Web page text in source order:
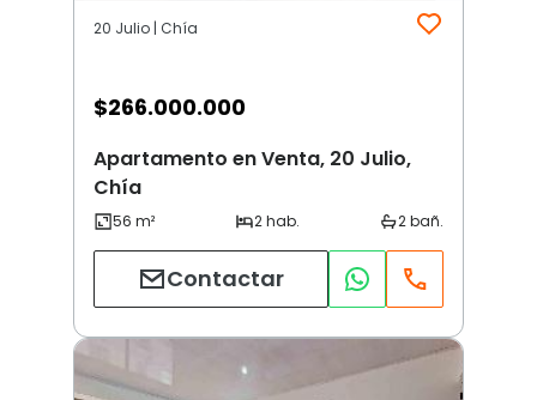
20 Julio | Chía
$266.000.000
Apartamento en Venta, 20 Julio,
Chía
Contactar